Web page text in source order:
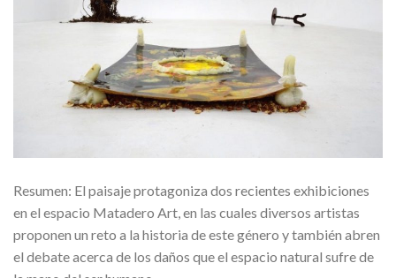
Resumen: El paisaje protagoniza dos recientes exhibiciones
en el espacio Matadero Art, en las cuales diversos artistas
proponen un reto a la historia de este género y también abren
el debate acerca de los daños que el espacio natural sufre de